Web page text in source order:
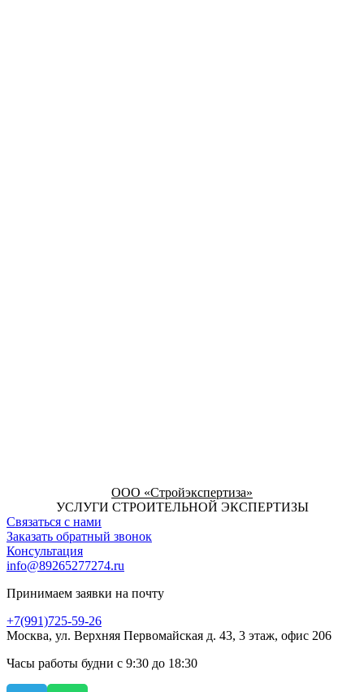
ООО «Стройэкспертиза»
УСЛУГИ СТРОИТЕЛЬНОЙ ЭКСПЕРТИЗЫ
Связаться с нами
Заказать обратный звонок
Консультация
info@89265277274.ru
Принимаем заявки на почту
+7(991)725-59-26
Москва, ул. Верхняя Первомайская д. 43, 3 этаж, офис 206
Часы работы будни с 9:30 до 18:30